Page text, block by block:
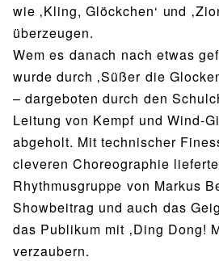
wie ‚Kling, Glöckchen‘ und
überzeugen.
Wem es danach nach etwas
wurde durch ‚Süßer die
– dargeboten durch den
Leitung von Kempf und Wind-
abgeholt. Mit technischer
cleveren Choreographie
Rhythmusgruppe von Markus
Showbeitrag und auch das
das Publikum mit ‚Ding Dong!
verzaubern.